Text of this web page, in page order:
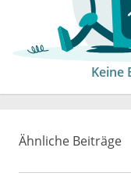
Keine
Ähnliche Beiträge